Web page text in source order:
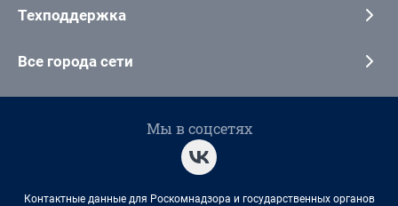
Техподдержка
Все города сети
Мы в соцсетях
Контактные данные для Роскомнадзора и государственных органов